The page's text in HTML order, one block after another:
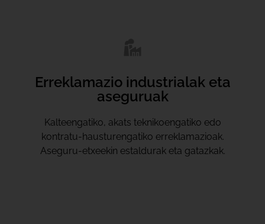
Erreklamazio industrialak eta
aseguruak
Kalteengatiko, akats teknikoengatiko edo
kontratu-hausturengatiko erreklamazioak.
Aseguru-etxeekin estaldurak eta gatazkak.